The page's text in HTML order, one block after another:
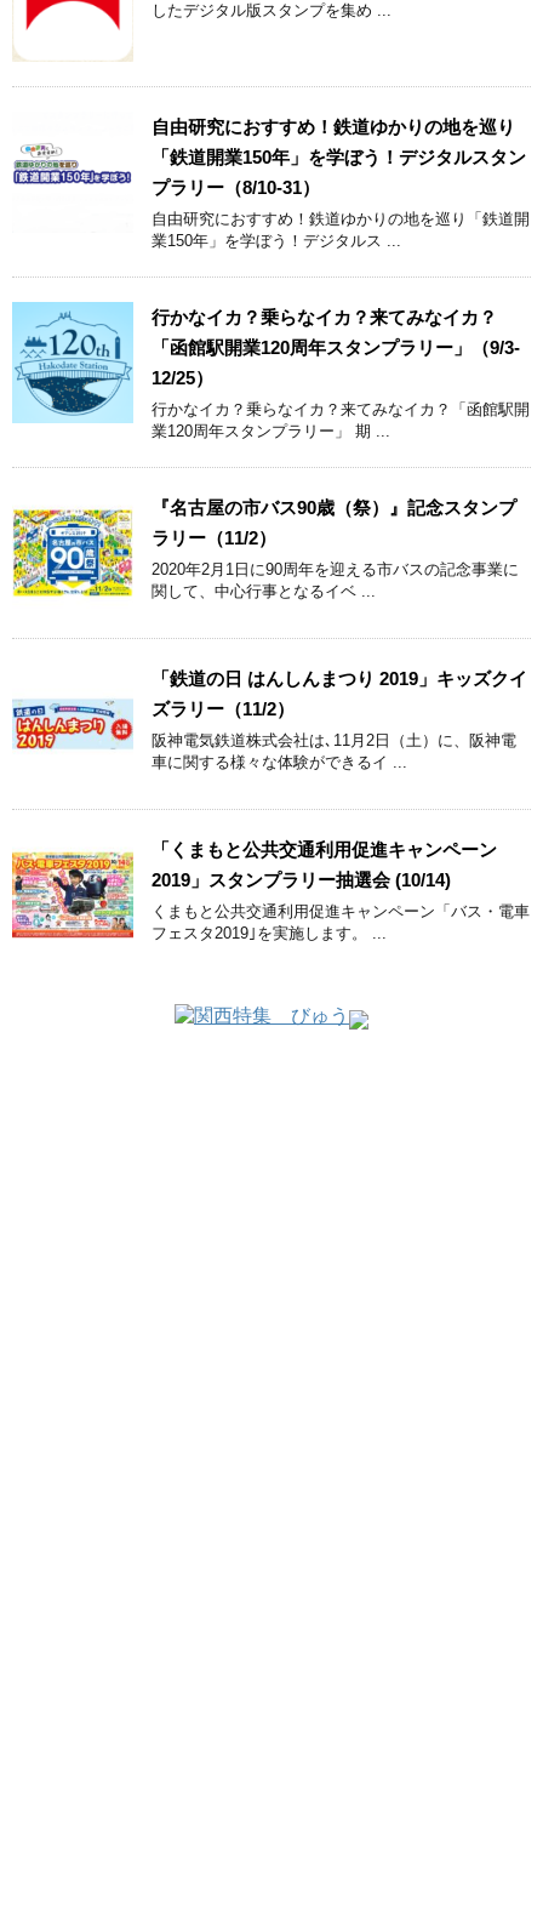
したデジタル版スタンプを集め ...
自由研究におすすめ！鉄道ゆかりの地を巡り
「鉄道開業150年」を学ぼう！デジタルスタン
プラリー（8/10-31）
自由研究におすすめ！鉄道ゆかりの地を巡り「鉄道開
業150年」を学ぼう！デジタルス ...
行かなイカ？乗らなイカ？来てみなイカ？
「函館駅開業120周年スタンプラリー」（9/3-
12/25）
行かなイカ？乗らなイカ？来てみなイカ？「函館駅開
業120周年スタンプラリー」 期 ...
『名古屋の市バス90歳（祭）』記念スタンプ
ラリー（11/2）
2020年2月1日に90周年を迎える市バスの記念事業に
関して、中心行事となるイベ ...
「鉄道の日 はんしんまつり 2019」キッズクイ
ズラリー（11/2）
阪神電気鉄道株式会社は､11月2日（土）に、阪神電
車に関する様々な体験ができるイ ...
「くまもと公共交通利用促進キャンペーン
2019」スタンプラリー抽選会 (10/14)
くまもと公共交通利用促進キャンペーン「バス・電車
フェスタ2019｣を実施します。 ...